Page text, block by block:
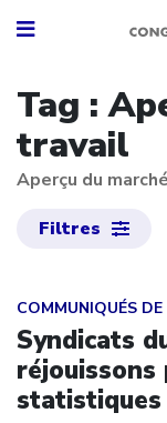
Tag :
travail
Aperçu du
Filtres
COMMUNIQUÉS DE
Syndicats
statistiques
Click to open